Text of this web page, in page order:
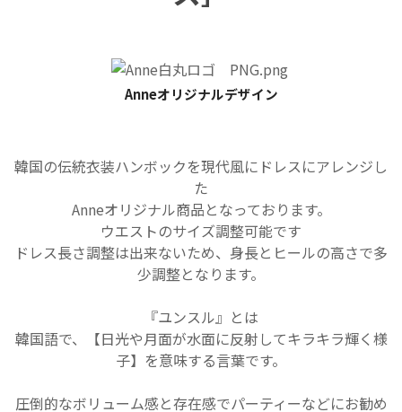
Anneオリジナルデザイン
韓国の伝統衣装ハンボックを現代風にドレスにアレンジし
た
Anneオリジナル商品となっております。
ウエストのサイズ調整可能です
ドレス長さ調整は出来ないため、身長とヒールの高さで多
少調整となります。
『ユンスル』とは
韓国語で、【日光や月面が水面に反射してキラキラ輝く様
子】を意味する言葉です。
圧倒的なボリューム感と存在感でパーティーなどにお勧め